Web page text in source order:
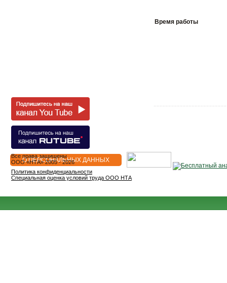
Время работы
О ПЕРСОНАЛЬНЫХ ДАННЫХ
Все права защищены
OOO «НТА» 2005 - 2026
Политика конфиденциальности
Специальная оценка условий труда ООО НТА